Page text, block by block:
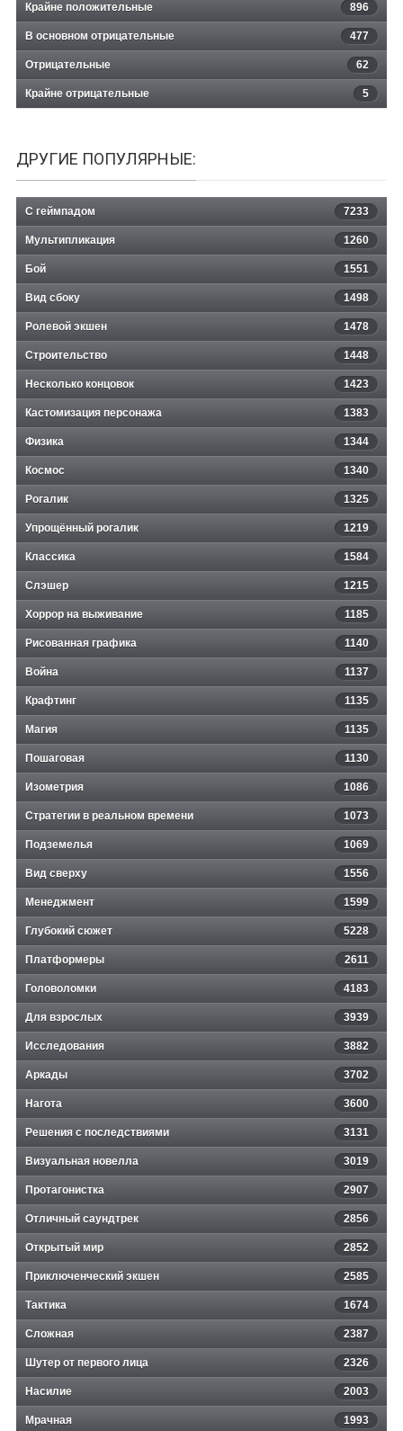
Крайне положительные 896
В основном отрицательные 477
Отрицательные 62
Крайне отрицательные 5
ДРУГИЕ ПОПУЛЯРНЫЕ:
С геймпадом 7233
Мультипликация 1260
Бой 1551
Вид сбоку 1498
Ролевой экшен 1478
Строительство 1448
Несколько концовок 1423
Кастомизация персонажа 1383
Физика 1344
Космос 1340
Рогалик 1325
Упрощённый рогалик 1219
Классика 1584
Слэшер 1215
Хоррор на выживание 1185
Рисованная графика 1140
Война 1137
Крафтинг 1135
Магия 1135
Пошаговая 1130
Изометрия 1086
Стратегии в реальном времени 1073
Подземелья 1069
Вид сверху 1556
Менеджмент 1599
Глубокий сюжет 5228
Платформеры 2611
Головоломки 4183
Для взрослых 3939
Исследования 3882
Аркады 3702
Нагота 3600
Решения с последствиями 3131
Визуальная новелла 3019
Протагонистка 2907
Отличный саундтрек 2856
Открытый мир 2852
Приключенческий экшен 2585
Тактика 1674
Сложная 2387
Шутер от первого лица 2326
Насилие 2003
Мрачная 1993